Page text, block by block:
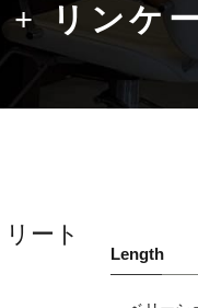
リンケ
ート